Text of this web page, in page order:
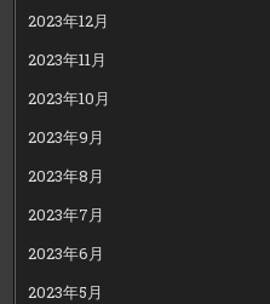
2023年12月
2023年11月
2023年10月
2023年9月
2023年8月
2023年7月
2023年6月
2023年5月